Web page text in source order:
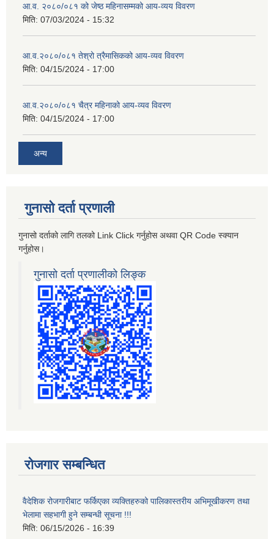
आ.व. २०८०/०८१ को जेष्ठ महिनासम्मको आय-व्यय विवरण
मिति: 07/03/2024 - 15:32
आ.व.२०८०/०८१ तेश्रो त्रैमासिकको आय-व्यव विवरण
मिति: 04/15/2024 - 17:00
आ.व.२०८०/०८१ चैत्र महिनाको आय-व्यव विवरण
मिति: 04/15/2024 - 17:00
अन्य
गुनासो दर्ता प्रणाली
गुनासो दर्ताको लागि तलको Link Click गर्नुहोस अथवा QR Code स्क्यान
गर्नुहोस।
गुनासो दर्ता प्रणालीको लिङ्क
रोजगार सम्बन्धित
वैदेशिक रोजगारीबाट फर्किएका व्यक्तिहरुको पालिकास्तरीय अभिमूखीकरण तथा
भेलामा सहभागी हुने सम्बन्धी सूचना !!!
मिति: 06/15/2026 - 16:39